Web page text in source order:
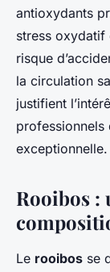
antioxydants
stress oxydatif
risque
la circulation
justifient
professionnels
exceptionnelle.
Rooibos :
Le rooibos se